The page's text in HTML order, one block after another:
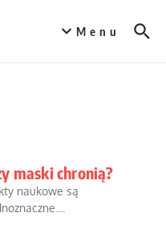
Menu
maski chronią?
naukowe są